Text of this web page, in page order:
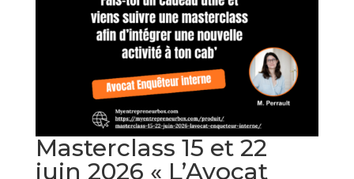
Masterclass 15 et 22
juin 2026 « L’Avocat